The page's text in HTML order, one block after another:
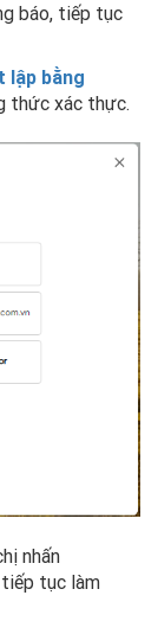
báo, tiếp tục
lập bằng
thức xác thực.
nhấn
tục làm